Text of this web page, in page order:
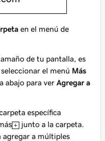
en el menú de
de tu pantalla, es
el menú Más
abajo para ver Agregar a
específica
junto a la carpeta.
agregar a múltiples